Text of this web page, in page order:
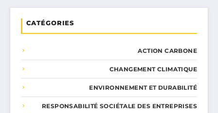
CATÉGORIES
ACTION CARBONE
CHANGEMENT CLIMATIQUE
ENVIRONNEMENT ET DURABILITÉ
RESPONSABILITÉ SOCIÉTALE DES ENTREPRISES